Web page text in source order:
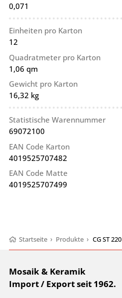
0,071
Einheiten pro Karton
12
Quadratmeter pro Karton
1,06 qm
Gewicht pro Karton
16,32 kg
Statistische Warennummer
69072100
EAN Code Karton
4019525707482
EAN Code Matte
4019525707499
Startseite › Produkte › CG ST 220
Mosaik & Keramik
Import / Export seit 1962.